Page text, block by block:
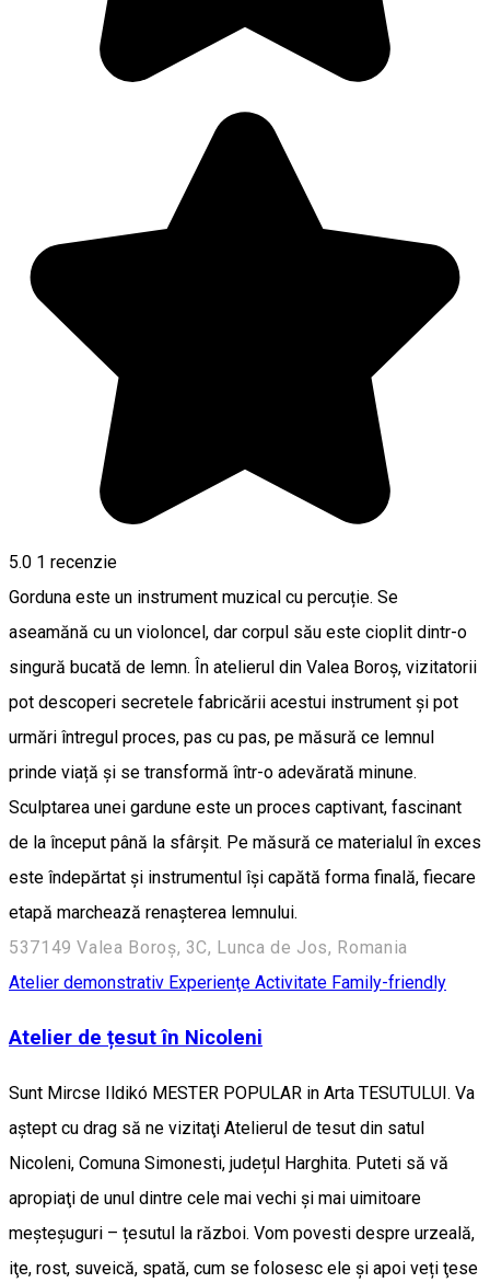
5.0 1 recenzie
Gorduna este un instrument muzical cu percuție. Se
aseamănă cu un violoncel, dar corpul său este cioplit dintr-o
singură bucată de lemn. În atelierul din Valea Boroș, vizitatorii
pot descoperi secretele fabricării acestui instrument și pot
urmări întregul proces, pas cu pas, pe măsură ce lemnul
prinde viață și se transformă într-o adevărată minune.
Sculptarea unei gardune este un proces captivant, fascinant
de la început până la sfârșit. Pe măsură ce materialul în exces
este îndepărtat și instrumentul își capătă forma finală, fiecare
etapă marchează renașterea lemnului.
537149 Valea Boroș, 3C, Lunca de Jos, Romania
Atelier demonstrativ Experienţe Activitate Family-friendly
Atelier de țesut în Nicoleni
Sunt Mircse Ildikó MESTER POPULAR in Arta TESUTULUI. Va
aştept cu drag să ne vizitaţi Atelierul de tesut din satul
Nicoleni, Comuna Simonesti, județul Harghita. Puteti să vă
apropiaţi de unul dintre cele mai vechi şi mai uimitoare
meşteşuguri – țesutul la război. Vom povesti despre urzeală,
iţe, rost, suveică, spată, cum se folosesc ele și apoi veți ţese